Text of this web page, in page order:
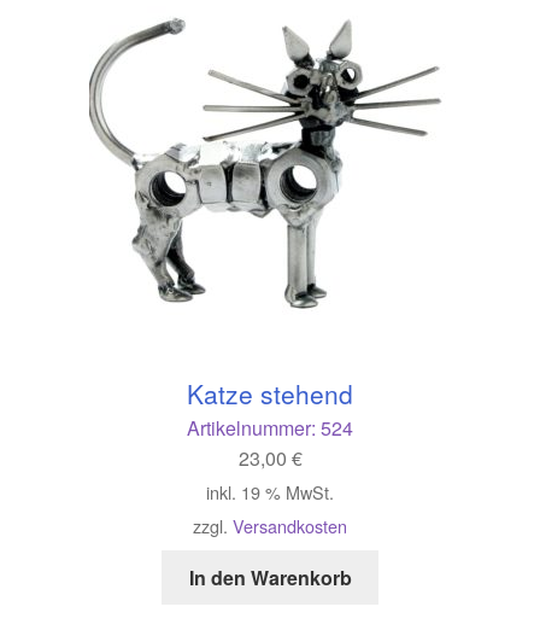
Katze stehend
Artikelnummer: 524
23,00 €
inkl. 19 % MwSt.
zzgl. Versandkosten
In den Warenkorb